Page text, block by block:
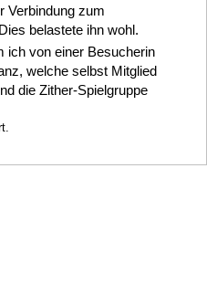
Verbindung zum
belastete ihn wohl.
ich von einer Besucherin
welche selbst Mitglied
die Zither-Spielgruppe